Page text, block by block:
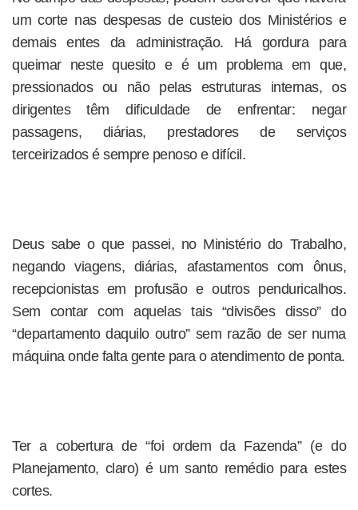
um corte nas despesas de custeio dos Ministérios e
demais entes da administração. Há gordura para
queimar neste quesito e é um problema em que,
pressionados ou não pelas estruturas internas, os
dirigentes têm dificuldade de enfrentar: negar
passagens, diárias, prestadores de serviços
terceirizados é sempre penoso e difícil.
Deus sabe o que passei, no Ministério do Trabalho,
negando viagens, diárias, afastamentos com ônus,
recepcionistas em profusão e outros penduricalhos.
Sem contar com aquelas tais “divisões disso” do
“departamento daquilo outro” sem razão de ser numa
máquina onde falta gente para o atendimento de ponta.
Ter a cobertura de “foi ordem da Fazenda” (e do
Planejamento, claro) é um santo remédio para estes
cortes.